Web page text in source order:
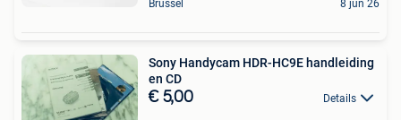
Brussel 8 jun 26
Sony Handycam HDR-HC9E handleiding
en CD
€ 5,00 Details